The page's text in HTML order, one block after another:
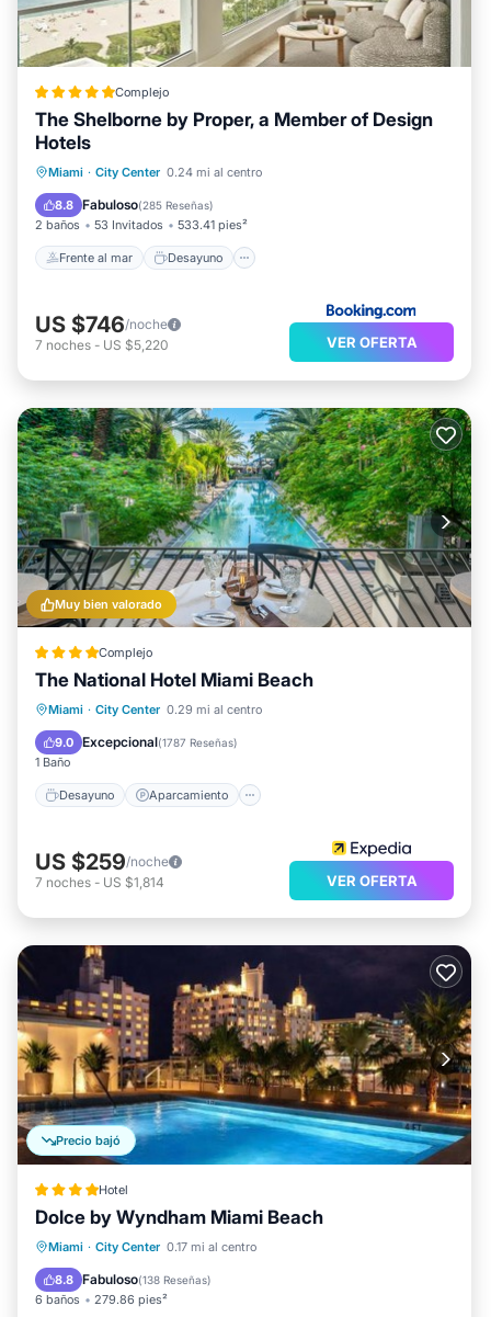
Complejo
The Shelborne by Proper, a Member of Design
Hotels
Miami · City Center 0.24 mi al centro
8.8 Fabuloso(285 Reseñas)
2 baños 53 Invitados 533.41 pies²
Frente al mar Desayuno
Frente al mar
Desayuno
Aparcamiento
US $746/noche
7 noches - US $5,220 VER OFERTA
Muy bien valorado
Complejo
The National Hotel Miami Beach
Miami · City Center 0.29 mi al centro
9.0 Excepcional(1787 Reseñas)
1 Baño
Desayuno Aparcamiento
Desayuno Aparcamiento
Spa
US $259/noche
7 noches - US $1,814 VER OFERTA
Precio bajó
Hotel
Dolce by Wyndham Miami Beach
Miami · City Center 0.17 mi al centro
8.8 Fabuloso(138 Reseñas)
6 baños 279.86 pies²
Piscina Balcón/Terraza
Aire acondicionado